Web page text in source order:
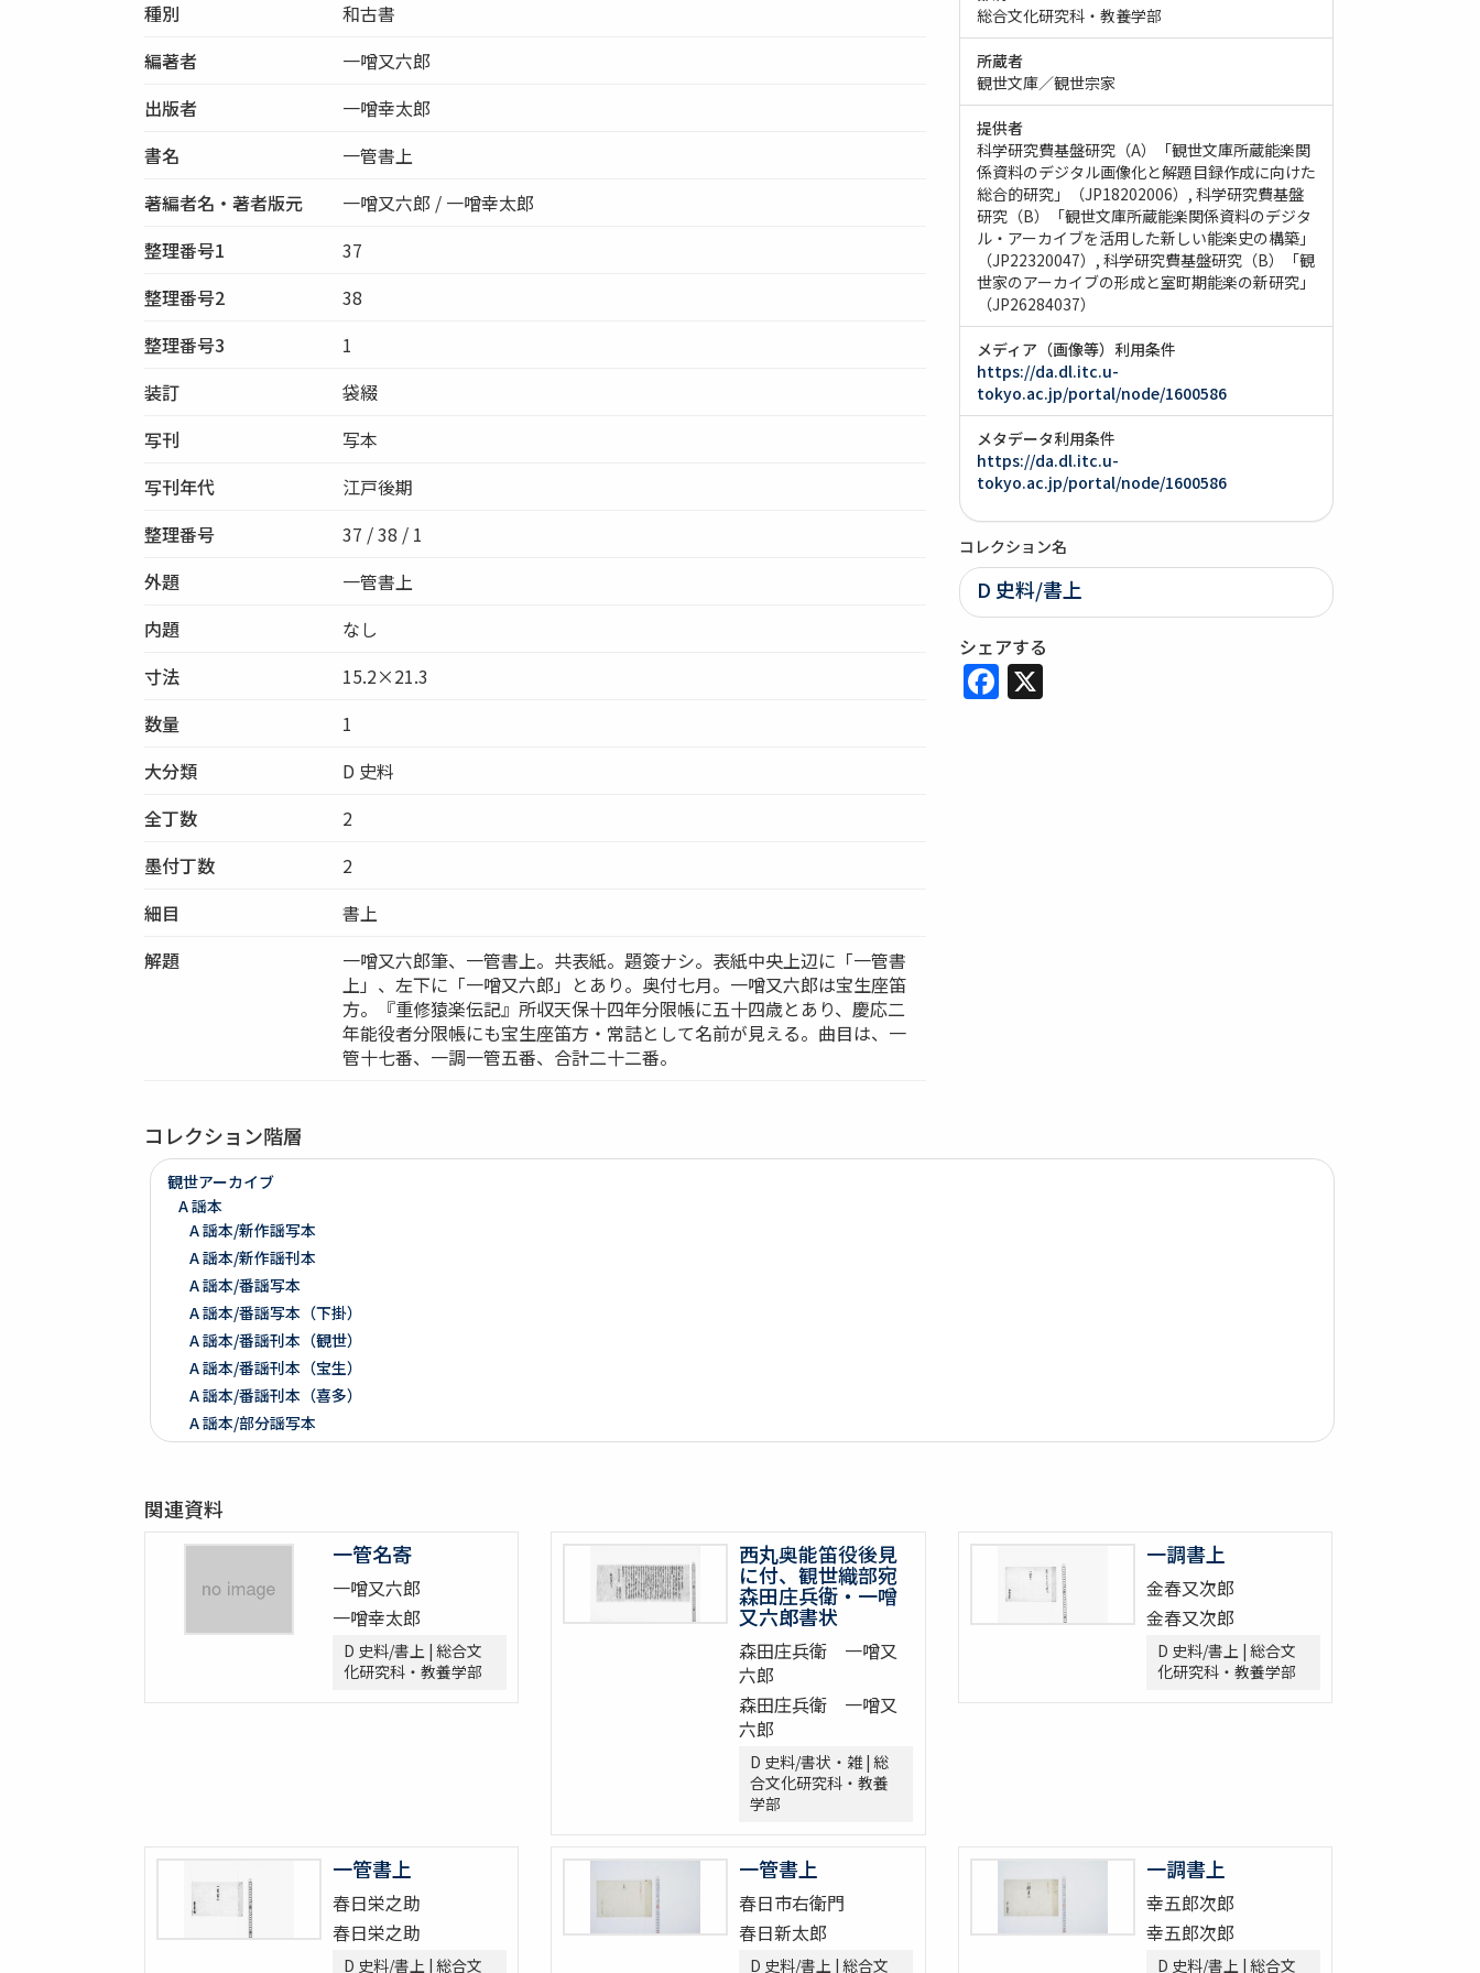
種別
和古書
編著者
一噌又六郎
出版者
一噌幸太郎
書名
一管書上
著編者名・著者版元
一噌又六郎 / 一噌幸太郎
整理番号1
37
整理番号2
38
整理番号3
1
装訂
袋綴
写刊
写本
写刊年代
江戸後期
整理番号
37 / 38 / 1
外題
一管書上
内題
なし
寸法
15.2×21.3
数量
1
大分類
D 史料
全丁数
2
墨付丁数
2
細目
書上
解題
一噌又六郎筆、一管書上。共表紙。題簽ナシ。表紙中央上辺に「一管書
上」、左下に「一噌又六郎」とあり。奥付七月。一噌又六郎は宝生座笛
方。『重修猿楽伝記』所収天保十四年分限帳に五十四歳とあり、慶応二
年能役者分限帳にも宝生座笛方・常詰として名前が見える。曲目は、一
管十七番、一調一管五番、合計二十二番。
総合文化研究科・教養学部
所蔵者
観世文庫／観世宗家
提供者
科学研究費基盤研究（A）「観世文庫所蔵能楽関
係資料のデジタル画像化と解題目録作成に向けた
総合的研究」（JP18202006）
科学研究費基盤
研究（B）「観世文庫所蔵能楽関係資料のデジタ
ル・アーカイブを活用した新しい能楽史の構築」
（JP22320047）
科学研究費基盤研究（B）「観
世家のアーカイブの形成と室町期能楽の新研究」
（JP26284037）
メディア（画像等）利用条件
https://da.dl.itc.u-
tokyo.ac.jp/portal/node/1600586
メタデータ利用条件
https://da.dl.itc.u-
tokyo.ac.jp/portal/node/1600586
コレクション名
D 史料/書上
シェアする
Facebook
X
コレクション階層
観世アーカイブ
A 謡本
A 謡本/新作謡写本
A 謡本/新作謡刊本
A 謡本/番謡写本
A 謡本/番謡写本（下掛）
A 謡本/番謡刊本（観世）
A 謡本/番謡刊本（宝生）
A 謡本/番謡刊本（喜多）
A 謡本/部分謡写本
A 謡本/部分謡刊本（観世）
A 謡本/その他
B 注釈、伝書、学書等
B 注釈、伝書、学書等/世阿弥伝書関係
B 注釈、伝書、学書等/世阿弥自筆本
B 注釈、伝書、学書等/元章伝書
B 注釈、伝書、学書等/能伝書
B 注釈、伝書、学書等/翁伝書
B 注釈、伝書、学書等/謡伝書
B 注釈、伝書、学書等/注釈
B 注釈、伝書、学書等/随筆・考証・故実
B 注釈、伝書、学書等/その他
関連資料
一管名寄
一噌又六郎
一噌幸太郎
D 史料/書上 | 総合文
化研究科・教養学部
西丸奥能笛役後見
に付、観世織部宛
森田庄兵衛・一噌
又六郎書状
森田庄兵衛 一噌又
六郎
森田庄兵衛 一噌又
六郎
D 史料/書状・雑 | 総
合文化研究科・教養
学部
一調書上
金春又次郎
金春又次郎
D 史料/書上 | 総合文
化研究科・教養学部
一管書上
春日栄之助
春日栄之助
D 史料/書上 | 総合文
一管書上
春日市右衛門
春日新太郎
D 史料/書上 | 総合文
一調書上
幸五郎次郎
幸五郎次郎
D 史料/書上 | 総合文